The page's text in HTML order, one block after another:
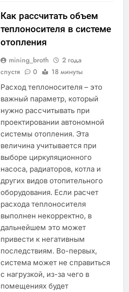
Как рассчитать объем
теплоносителя в системе
отопления
mining_broth
2 года
спустя
0 18 минуты
Расход теплоносителя – это
важный параметр, который
нужно рассчитывать при
проектировании автономной
системы отопления. Эта
величина учитывается при
выборе циркуляционного
насоса, радиаторов, котла и
других видов отопительного
оборудования. Если расчет
расхода теплоносителя
выполнен некорректно, в
дальнейшем это может
привести к негативным
последствиям. Во-первых,
система может не справиться
с нагрузкой, из-за чего в
помещениях будет